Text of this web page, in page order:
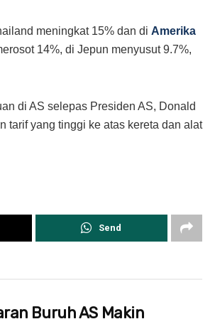
meningkat 15% dan di Amerika
14%, di Jepun menyusut 9.7%,
di AS selepas Presiden AS, Donald
tarif yang tinggi ke atas kereta dan alat
Send
Buruh AS Makin